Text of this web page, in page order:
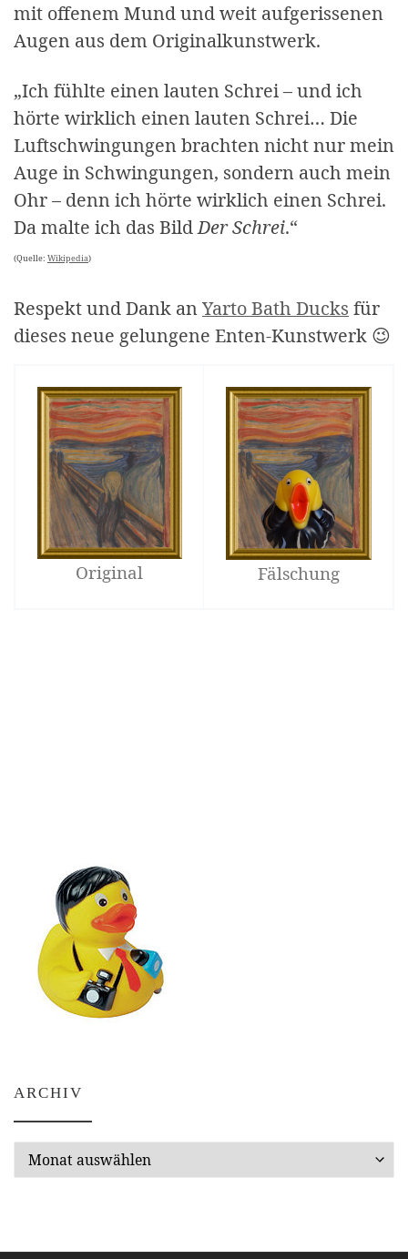
mit offenem Mund und weit aufgerissenen
Augen aus dem Originalkunstwerk.
„Ich fühlte einen lauten Schrei – und ich
hörte wirklich einen lauten Schrei… Die
Luftschwingungen brachten nicht nur mein
Auge in Schwingungen, sondern auch mein
Ohr – denn ich hörte wirklich einen Schrei.
Da malte ich das BildDer Schrei.“
(Quelle: Wikipedia)
Respekt und Dank anYarto Bath Ducks für
dieses neue gelungene Enten-Kunstwerk 😉
Original Fälschung
ARCHIV